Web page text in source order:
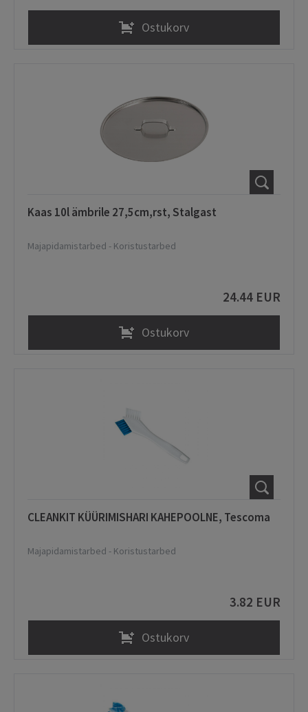
Ostukorv
Kaas 10l ämbrile 27,5cm,rst, Stalgast
Majapidamistarbed - Koristustarbed
24.44 EUR
Ostukorv
CLEANKIT KÜÜRIMISHARI KAHEPOOLNE, Tescoma
Majapidamistarbed - Koristustarbed
3.82 EUR
Ostukorv